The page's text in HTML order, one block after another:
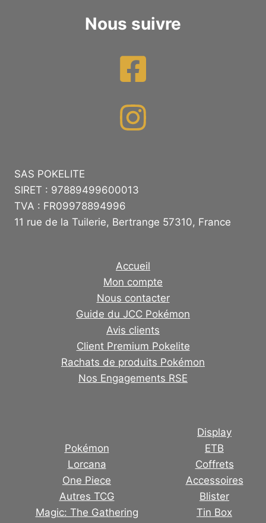
Nous suivre
SAS POKELITE
SIRET : 97889499600013
TVA : FR09978894996
11 rue de la Tuilerie, Bertrange 57310, France
Accueil
Mon compte
Nous contacter
Guide du JCC Pokémon
Avis clients
Client Premium Pokelite
Rachats de produits Pokémon
Nos Engagements RSE
Pokémon
Lorcana
One Piece
Autres TCG
Magic: The Gathering
Display
ETB
Coffrets
Accessoires
Blister
Tin Box